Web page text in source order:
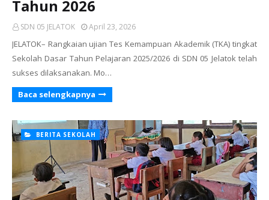
Tahun 2026
SDN 05 JELATOK April 23, 2026
JELATOK– Rangkaian ujian Tes Kemampuan Akademik (TKA) tingkat
Sekolah Dasar Tahun Pelajaran 2025/2026 di SDN 05 Jelatok telah
sukses dilaksanakan. Mo…
Baca selengkapnya
BERITA SEKOLAH